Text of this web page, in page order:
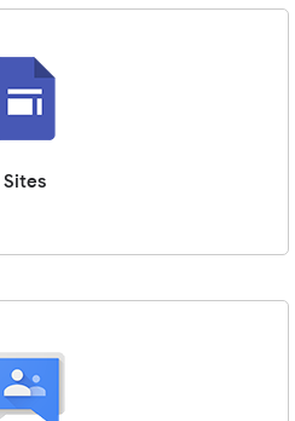
Sites